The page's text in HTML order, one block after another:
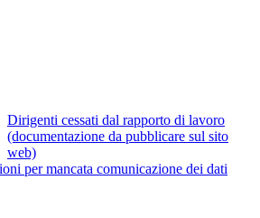
Dirigenti cessati dal rapporto di lavoro
(documentazione da pubblicare sul sito
web)
per mancata comunicazione dei dati